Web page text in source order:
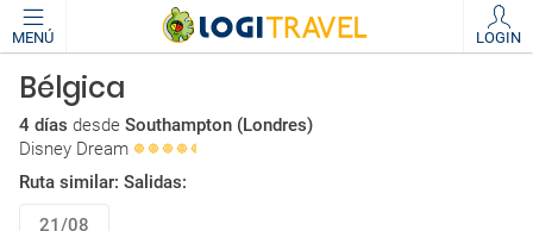
MENÚ LOGIN
Bélgica
4 días desde Southampton (Londres)
Disney Dream
Ruta similar: Salidas:
21/08